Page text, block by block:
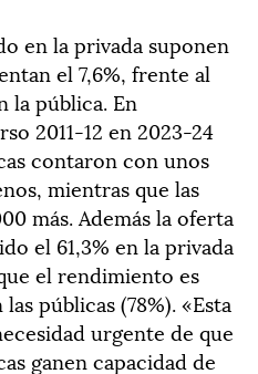
en la privada suponen
el 7,6%, frente al
la pública. En
2011-12 en 2023-24
contaron con unos
mientras que las
más. Además la oferta
el 61,3% en la privada
el rendimiento es
públicas (78%). «Esta
urgente de que
ganen capacidad de